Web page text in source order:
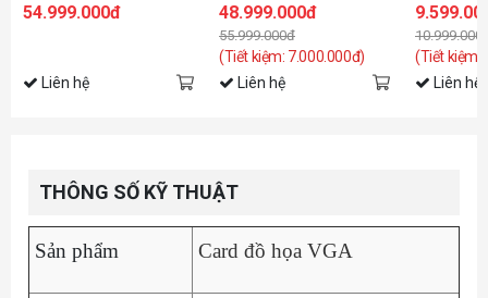
54.999.000đ
Liên hệ
48.999.000đ
55.999.000đ
(Tiết kiệm: 7.000.000đ)
Liên hệ
(Tiết kiệm:
Liên hệ
THÔNG SỐ KỸ THUẬT
Sản phẩm Card đồ họa VGA